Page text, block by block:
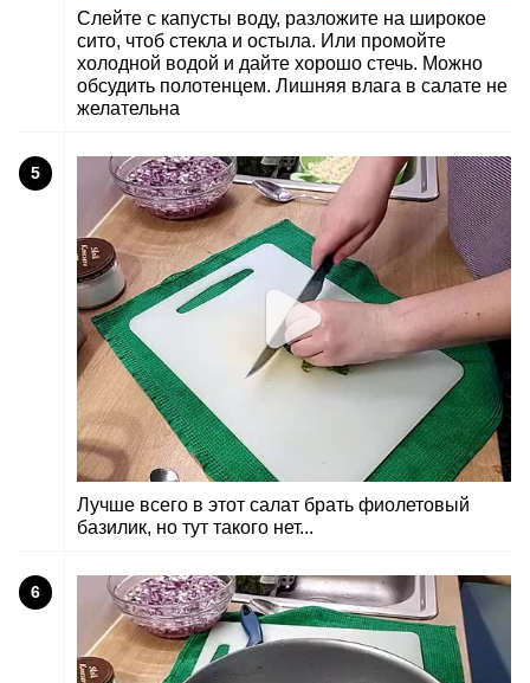
Слейте с капусты воду, разложите на широкое
сито, чтоб стекла и остыла. Или промойте
холодной водой и дайте хорошо стечь. Можно
обсудить полотенцем. Лишняя влага в салате не
желательна
5
Лучше всего в этот салат брать фиолетовый
базилик, но тут такого нет...
6